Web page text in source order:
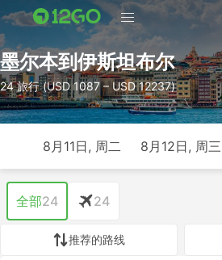
墨尔本到伊斯坦布尔
24 旅行 (USD 1087 – USD 12237)
8月11日, 周二 8月12日, 周三
全部24 24
推荐的路线